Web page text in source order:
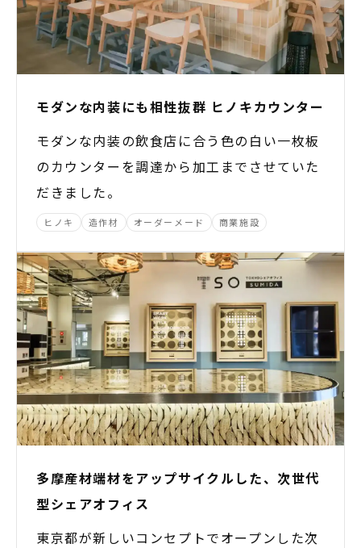
モダンな内装にも相性抜群 ヒノキカウンター
モダンな内装の飲食店に合う色の白い一枚板
のカウンターを調達から加工までさせていた
だきました。
ヒノキ 造作材 オーダーメード 商業施設
多摩産材端材をアップサイクルした、次世代
型シェアオフィス
東京都が新しいコンセプトでオープンした次